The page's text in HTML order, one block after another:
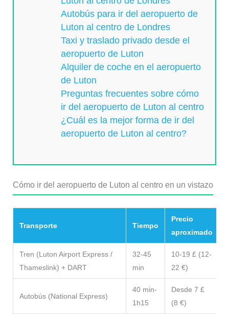
Autobús para ir del aeropuerto de
Luton al centro de Londres
Taxi y traslado privado desde el
aeropuerto de Luton
Alquiler de coche en el aeropuerto
de Luton
Preguntas frecuentes sobre cómo
ir del aeropuerto de Luton al centro
¿Cuál es la mejor forma de ir del
aeropuerto de Luton al centro?
Cómo ir del aeropuerto de Luton al centro en un vistazo
Transporte Tiempo
Precio
aproximado
Tren (Luton Airport Express /
Thameslink) + DART
32-45
min
10-19 £ (12-
22 €)
Autobús (National Express)
40 min-
1h15
Desde 7 £
(8 €)